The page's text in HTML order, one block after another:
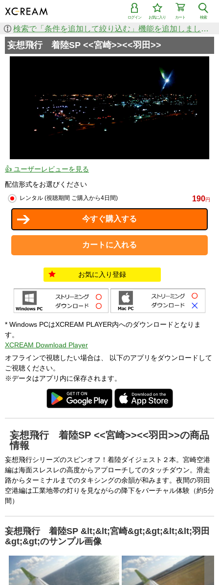
検索
カート
お気に入り
ログイン
検索で「条件を追加して絞り込む」機能を追加しました！
妄想飛行 着陸SP <<宮崎>><<羽田>>
👍 ユーザーレビューを見る
配信形式をお選びください
レンタル (視聴期間 ご購入から4日間) 190円
お気に入り登録
* Windows PCはXCREAM PLAYER内へのダウンロードとなりま
す。
XCREAM Download Player
オフラインで視聴したい場合は、 以下のアプリをダウンロードして
ご視聴ください。
※データはアプリ内に保存されます。
妄想飛行 着陸SP <<宮崎>><<羽田>>の商品
情報
妄想飛行シリーズのスピンオフ！着陸ダイジェスト２本。宮崎空港
編は海面スレスレの高度からアプローチしてのタッチダウン。滑走
路からターミナルまでのタキシングの余韻が和みます。夜間の羽田
空港編は工業地帯の灯りを見ながらの降下をバーチャル体験（約5分
間）
妄想飛行 着陸SP &lt;&lt;宮崎&gt;&gt;&lt;&lt;羽田
&gt;&gt;のサンプル画像